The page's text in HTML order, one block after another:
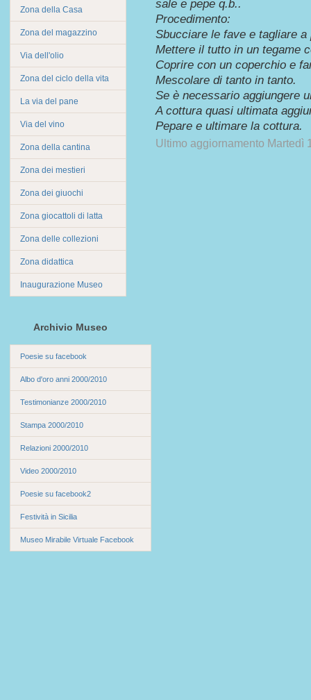
Zona della Casa
Zona del magazzino
Via dell'olio
Zona del ciclo della vita
La via del pane
Via del vino
Zona della cantina
Zona dei mestieri
Zona dei giuochi
Zona giocattoli di latta
Zona delle collezioni
Zona didattica
Inaugurazione Museo
Archivio Museo
Poesie su facebook
Albo d'oro anni 2000/2010
Testimonianze 2000/2010
Stampa 2000/2010
Relazioni 2000/2010
Video 2000/2010
Poesie su facebook2
Festività in Sicilia
Museo Mirabile Virtuale Facebook
sale e pepe q.b..
Procedimento:
Sbucciare le fave e tagliare
Mettere il tutto in un tegame
Coprire con un coperchio e
Mescolare di tanto in tanto.
Se è necessario aggiungere
A cottura quasi ultimata
Pepare e ultimare la cottura.
Ultimo aggiornamento Martedì